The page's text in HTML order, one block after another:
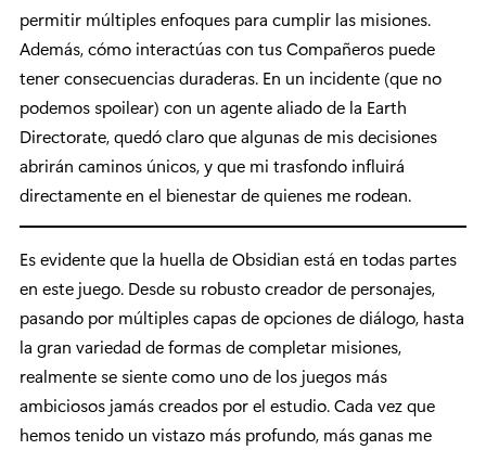
permitir múltiples enfoques para cumplir las misiones.
Además, cómo interactúas con tus Compañeros puede
tener consecuencias duraderas. En un incidente (que no
podemos spoilear) con un agente aliado de la Earth
Directorate, quedó claro que algunas de mis decisiones
abrirán caminos únicos, y que mi trasfondo influirá
directamente en el bienestar de quienes me rodean.
Es evidente que la huella de Obsidian está en todas partes
en este juego. Desde su robusto creador de personajes,
pasando por múltiples capas de opciones de diálogo, hasta
la gran variedad de formas de completar misiones,
realmente se siente como uno de los juegos más
ambiciosos jamás creados por el estudio. Cada vez que
hemos tenido un vistazo más profundo, más ganas me